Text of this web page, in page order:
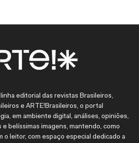
editorial das revistas Brasileiros,
e ARTE!Brasileiros, o portal
em ambiente digital, análises, opiniões,
belíssimas imagens, mantendo, como
o leitor, com espaço especial dedicado a